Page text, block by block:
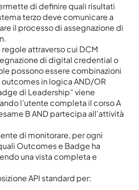
di definire quali risultati
terzo deve comunicare a
il processo di assegnazione di
regole attraverso cui DCM
di digital credential o
possono essere combinazioni
in logica AND/OR
di Leadership” viene
l’utente completa il corso A
B AND partecipa all’attività
di monitorare, per ogni
Outcomes e Badge ha
una vista completa e
API standard per: